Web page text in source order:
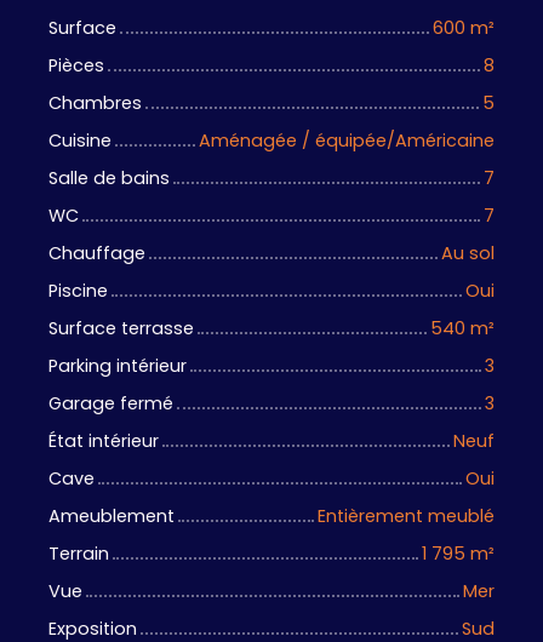
Surface
600 m²
Pièces
8
Chambres
5
Cuisine
Aménagée / équipée/Américaine
Salle de bains
7
WC
7
Chauffage
Au sol
Piscine
Oui
Surface terrasse
540 m²
Parking intérieur
3
Garage fermé
3
État intérieur
Neuf
Cave
Oui
Ameublement
Entièrement meublé
Terrain
1 795 m²
Vue
Mer
Exposition
Sud